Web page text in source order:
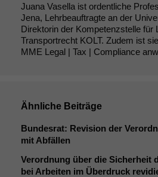
Juana Vasella ist ordentliche
Jena, Lehrbeauftragte an der
Direktorin der Kompetenzstelle für
Transportrecht KOLT. Zudem ist
MME Legal | Tax | Compliance
Ähnliche Beiträge
Bundesrat: Revision der
mit Abfällen
Verordnung über die Sicherheit
bei Arbeiten im Überdruck